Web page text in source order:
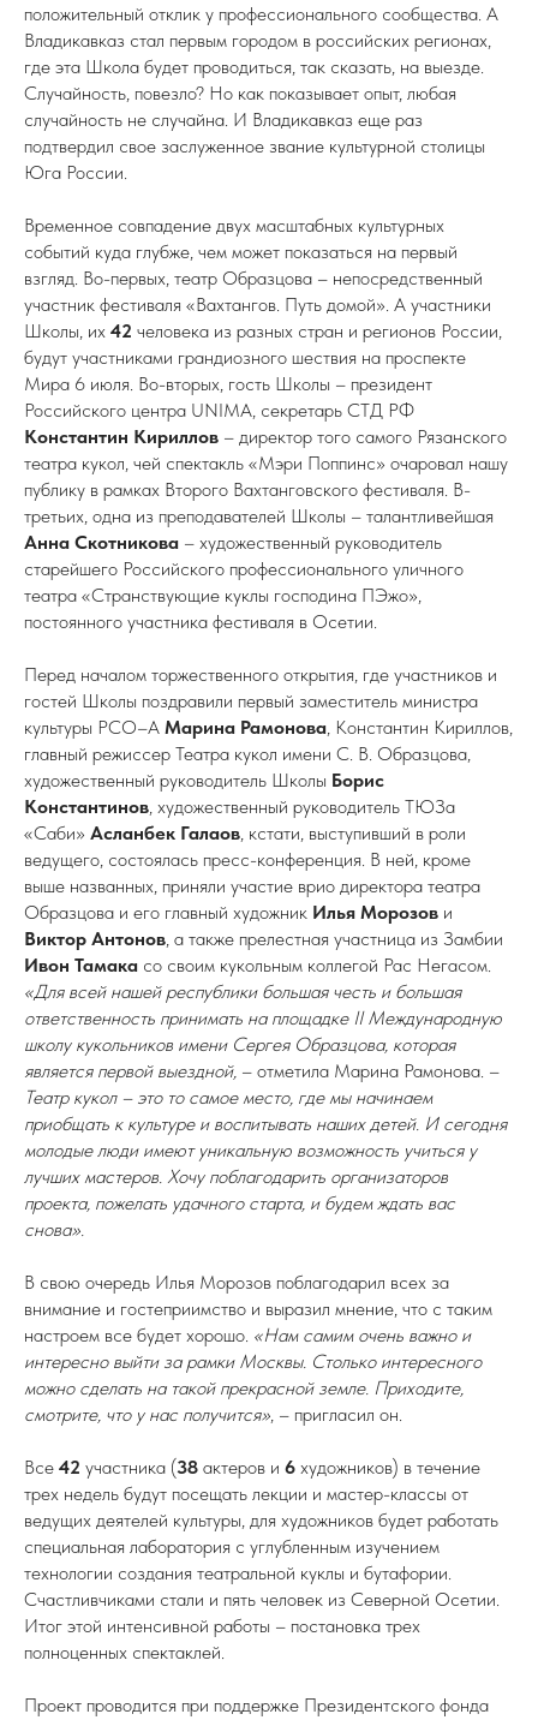
положительный отклик у профессионального сообщества. А
Владикавказ стал первым городом в российских регионах,
где эта Школа будет проводиться, так сказать, на выезде.
Случайность, повезло? Но как показывает опыт, любая
случайность не случайна. И Владикавказ еще раз
подтвердил свое заслуженное звание культурной столицы
Юга России.
Временное совпадение двух масштабных культурных
событий куда глубже, чем может показаться на первый
взгляд. Во-первых, театр Образцова – непосредственный
участник фестиваля «Вахтангов. Путь домой». А участники
Школы, их 42 человека из разных стран и регионов России,
будут участниками грандиозного шествия на проспекте
Мира 6 июля. Во-вторых, гость Школы – президент
Российского центра UNIMA, секретарь СТД РФ
Константин Кириллов – директор того самого Рязанского
театра кукол, чей спектакль «Мэри Поппинс» очаровал нашу
публику в рамках Второго Вахтанговского фестиваля. В-
третьих, одна из преподавателей Школы – талантливейшая
Анна Скотникова – художественный руководитель
старейшего Российского профессионального уличного
театра «Странствующие куклы господина ПЭжо»,
постоянного участника фестиваля в Осетии.
Перед началом торжественного открытия, где участников и
гостей Школы поздравили первый заместитель министра
культуры РСО–А Марина Рамонова, Константин Кириллов,
главный режиссер Театра кукол имени С. В. Образцова,
художественный руководитель Школы Борис
Константинов, художественный руководитель ТЮЗа
«Саби» Асланбек Галаов, кстати, выступивший в роли
ведущего, состоялась пресс-конференция. В ней, кроме
выше названных, приняли участие врио директора театра
Образцова и его главный художник Илья Морозов и
Виктор Антонов, а также прелестная участница из Замбии
Ивон Тамака со своим кукольным коллегой Рас Негасом.
«Для всей нашей республики большая честь и большая
ответственность принимать на площадке II Международную
школу кукольников имени Сергея Образцова, которая
является первой выездной, – отметила Марина Рамонова. –
Театр кукол – это то самое место, где мы начинаем
приобщать к культуре и воспитывать наших детей. И сегодня
молодые люди имеют уникальную возможность учиться у
лучших мастеров. Хочу поблагодарить организаторов
проекта, пожелать удачного старта, и будем ждать вас
снова».
В свою очередь Илья Морозов поблагодарил всех за
внимание и гостеприимство и выразил мнение, что с таким
настроем все будет хорошо. «Нам самим очень важно и
интересно выйти за рамки Москвы. Столько интересного
можно сделать на такой прекрасной земле. Приходите,
смотрите, что у нас получится», – пригласил он.
Все 42 участника (38 актеров и 6 художников) в течение
трех недель будут посещать лекции и мастер-классы от
ведущих деятелей культуры, для художников будет работать
специальная лаборатория с углубленным изучением
технологии создания театральной куклы и бутафории.
Счастливчиками стали и пять человек из Северной Осетии.
Итог этой интенсивной работы – постановка трех
полноценных спектаклей.
Проект проводится при поддержке Президентского фонда